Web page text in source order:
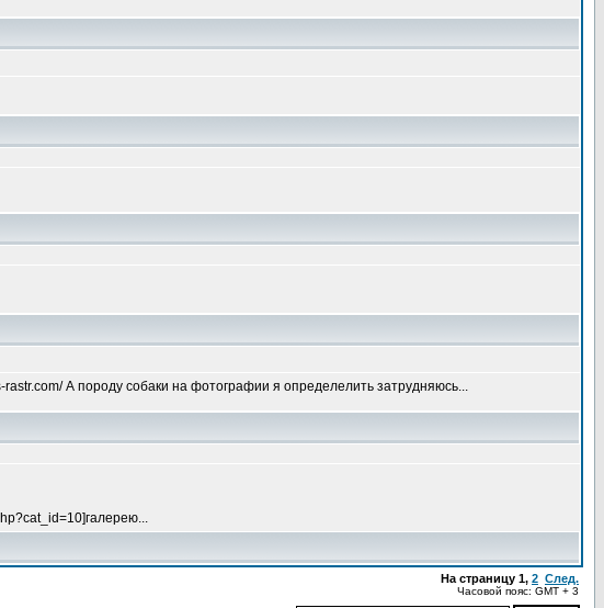
А породу собаки на фотографии я определелить затрудняюсь...
На страницу 1, 2 След.
Часовой пояс: GMT + 3